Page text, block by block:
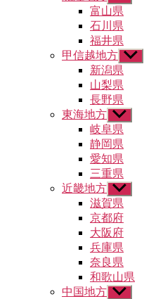
ブ
メ
ニ
ュ
ー
を
表
示
富山県
石川県
福井県
甲信越地方 サ
ュ
ー
を
表
新潟県
山梨県
長野県
東海地方 サ
ブ
メ
ニ
ュ
ー
を
表
示
岐阜県
静岡県
愛知県
三重県
近畿地方 サ
ブ
メ
ニ
ュ
ー
を
表
示
滋賀県
京都府
大阪府
兵庫県
奈良県
和歌山県
中国地方 サ